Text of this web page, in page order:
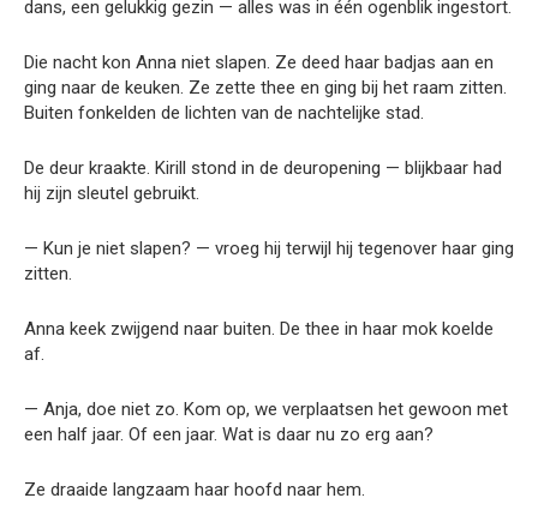
dans, een gelukkig gezin — alles was in één ogenblik ingestort.
Die nacht kon Anna niet slapen. Ze deed haar badjas aan en
ging naar de keuken. Ze zette thee en ging bij het raam zitten.
Buiten fonkelden de lichten van de nachtelijke stad.
De deur kraakte. Kirill stond in de deuropening — blijkbaar had
hij zijn sleutel gebruikt.
— Kun je niet slapen? — vroeg hij terwijl hij tegenover haar ging
zitten.
Anna keek zwijgend naar buiten. De thee in haar mok koelde
af.
— Anja, doe niet zo. Kom op, we verplaatsen het gewoon met
een half jaar. Of een jaar. Wat is daar nu zo erg aan?
Ze draaide langzaam haar hoofd naar hem.